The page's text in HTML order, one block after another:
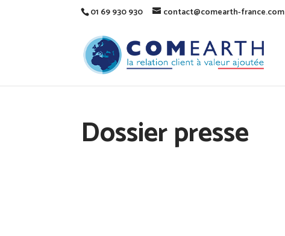
01 69 930 930 contact@comearth-france.com
Dossier presse